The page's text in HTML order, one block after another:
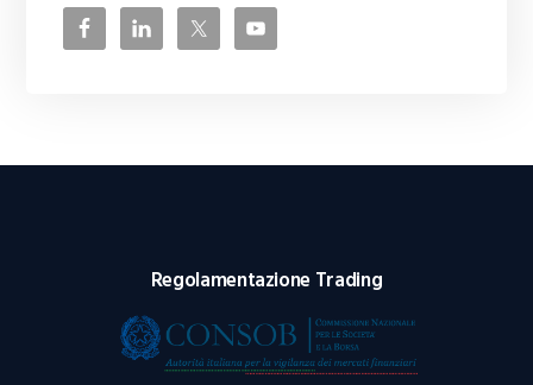
Regolamentazione Trading